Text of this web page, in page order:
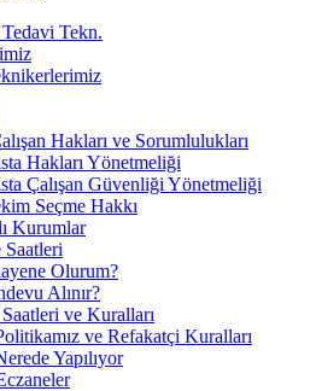
Tekn.
Hakları ve Sorumlulukları
Hakları Yönetmeliği
Çalışan Güvenliği Yönetmeliği
Seçme Hakkı
Kurumlar
Olurum?
Alınır?
ve Kuralları
ve Refakatçi Kuralları
Yapılıyor